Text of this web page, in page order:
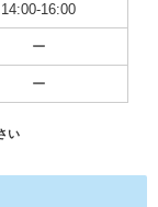
14:00-16:00
ー
ー
い